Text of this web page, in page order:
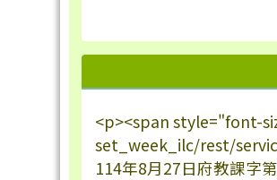
<p><span style="font-
set_week_ilc/rest/
114年8月27日府教課字